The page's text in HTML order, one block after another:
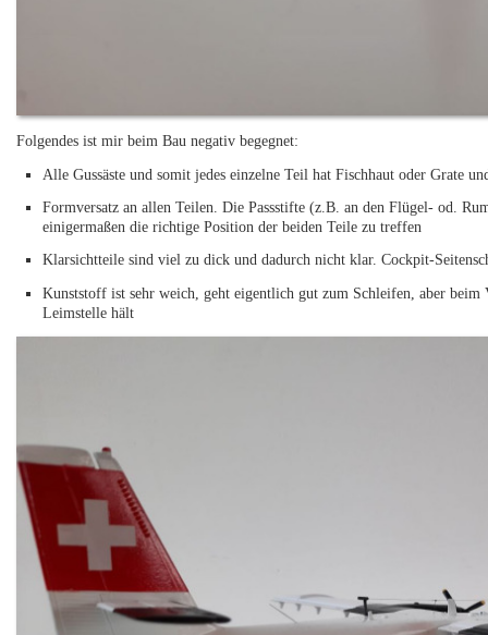
Folgendes ist mir beim Bau negativ begegnet:
Alle Gussäste und somit jedes einzelne Teil hat Fischhaut oder Grate
Formversatz an allen Teilen. Die Passstifte (z.B. an den Flügel- od.
einigermaßen die richtige Position der beiden Teile zu treffen
Klarsichtteile sind viel zu dick und dadurch nicht klar. Cockpit-
Kunststoff ist sehr weich, geht eigentlich gut zum Schleifen, aber beim
Leimstelle hält